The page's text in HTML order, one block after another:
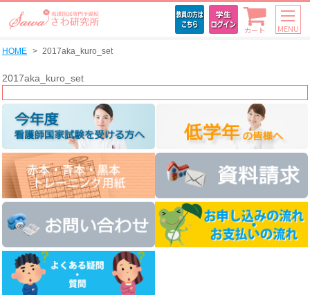
カート MENU
HOME 2017aka_kuro_set
2017aka_kuro_set